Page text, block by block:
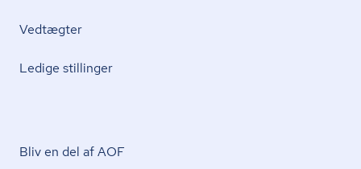
Vedtægter
Ledige stillinger
Bliv en del af AOF